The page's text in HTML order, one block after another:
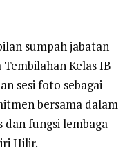
sumpah jabatan
Kelas IB
sesi foto sebagai
bersama dalam
dan fungsi lembaga
Hilir.